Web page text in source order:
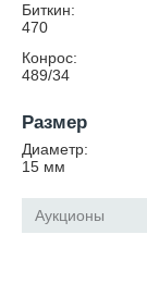
Биткин:
470
Конрос:
489/34
Размер
Диаметр:
15 мм
Аукционы